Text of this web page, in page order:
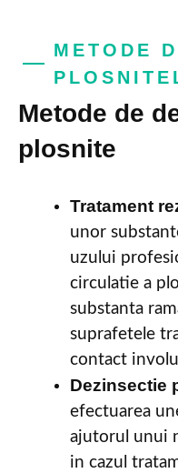
METODE
Metode de
plosnite
Tratament
unor
uzului
circulatie a
substanta
suprafetele
contact
Dezinsectie
efectuarea
ajutorul unui
in cazul